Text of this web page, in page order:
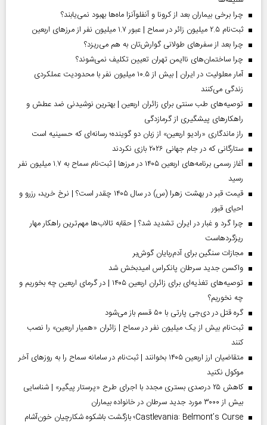
چرا برخی بیماران بعد از کرونا و آنفلوآنزا ماه‌ها بهبود نمی‌یابند؟
ثبت‌نام ۲.۵ میلیون زائر در سماح | عبور ۱.۷ میلیون نفر از مرز‌های اربعین
چرا بعد از سفرهای طولانی گوارش‌تان به هم می‌ریزد؟
چرا ساختمان‌های ناایمن تهران تعیین تکلیف نمی‌شوند؟
آمار معلولیت در ایران | بیش از ۱۰.۵ میلیون نفر با محدودیت عملکردی
زندگی می‌کنند
توصیه‌های طب سنتی برای زائران اربعین | بهترین نوشیدنی ضد عطش و
راهکارهای پیشگیری از گرمازدگی
راز ماندگاری «رادیو اربعین» از زبان دو گوینده؛ رسانه‌ای که حسینیه است
ستارگانی که در جام جهانی ۲۰۲۶ بازی نکردند
آغاز رسمی برنامه‌های اربعین ۱۴۰۵ در مرز‌ها | ثبت‌نام سماح به ۱.۷ میلیون نفر
رسید
قیمت قبر در بهشت زهرا (س) در سال ۱۴۰۵ چقدر است؟ | نرخ خرید، رزرو و
احیای قبور
چرا گرد و غبار در ایران تشدید شد؟ | حقابه تالاب‌ها مهم‌ترین راهکار مهار
ریزگردهاست
مجازات سنگین برای آدم‌ربایان گوش‌بر
واکسن جدید سرطان پانکراس امیدبخش شد
توصیه‌های تغذیه‌ای برای زائران اربعین ۱۴۰۵ | در گرمای اربعین چه بخوریم و
چه نخوریم؟
گره قتل در دی‌جی پارتی با ۵۰ قسم باز می‌شود
ثبت‌نام بیش از یک میلیون نفر در سماح | زائران «همیار اربعین» را نصب
کنند
متقاضیان ارز اربعین ۱۴۰۵ بخوانند | ثبت‌نام در سامانه سماح را به روز‌های آخر
موکول نکنید
کاهش ۲۵ درصدی بستری مجدد با اجرای طرح «پرستار پیگیر» | شناسایی
بیش از ۳۰۰۰ مورد جدید سرطان در خانواده بیماران
Castlevania: Belmont’s Curse؛ بازگشت باشکوه شکارچیان خون‌آشام